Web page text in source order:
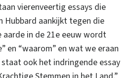
vierenveertig essays die
Hubbard aankijkt tegen die
in de 21e eeuw wordt
en “waarom” en wat we eraan
ook het indringende essay